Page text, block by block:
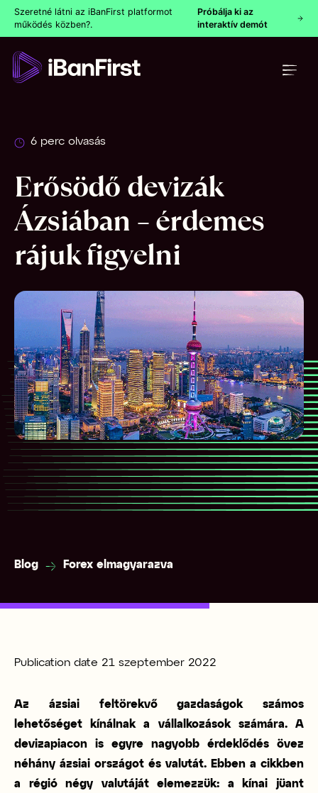
Szeretné látni az iBanFirst platformot
működés közben?.
Próbálja ki az
interaktív demót
6 perc olvasás
Erősödő devizák
Ázsiában – érdemes
rájuk figyelni
Blog Forex elmagyarazva
Publication date 21 szeptember 2022
Az ázsiai feltörekvő gazdaságok számos
lehetőséget kínálnak a vállalkozások számára. A
devizapiacon is egyre nagyobb érdeklődés övez
néhány ázsiai országot és valutát. Ebben a cikkben
a régió négy valutáját elemezzük: a kínai jüant